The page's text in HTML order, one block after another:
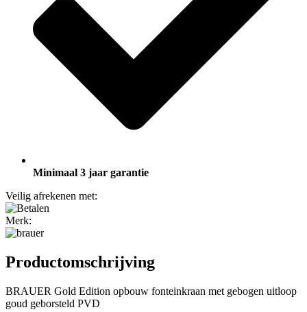
Minimaal 3 jaar garantie
Veilig afrekenen met:
Merk:
Productomschrijving
BRAUER Gold Edition opbouw fonteinkraan met gebogen uitloop
goud geborsteld PVD